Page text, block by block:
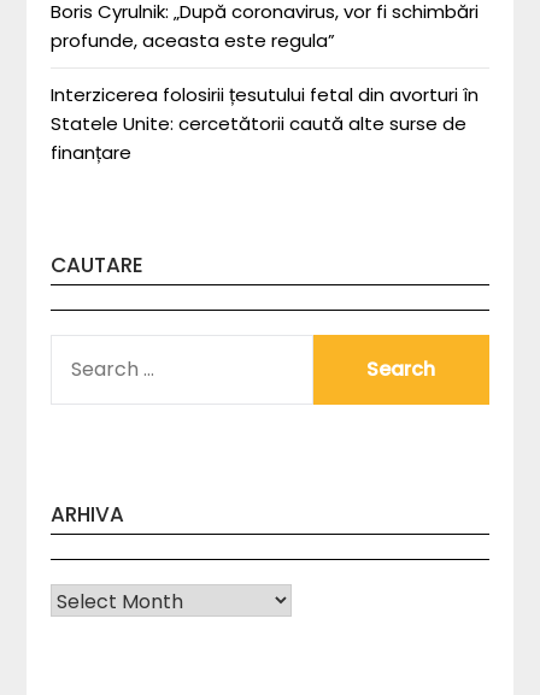
Boris Cyrulnik: „După coronavirus, vor fi schimbări
profunde, aceasta este regula”
Interzicerea folosirii țesutului fetal din avorturi în
Statele Unite: cercetătorii caută alte surse de
finanțare
CAUTARE
FOR:
ARHIVA
Arhiva